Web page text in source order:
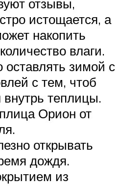
отзывы,
истощается, а
накопить
влаги.
зимой с
с тем, чтоб
внутрь теплицы.
Орион от
открывать
дождя.
из